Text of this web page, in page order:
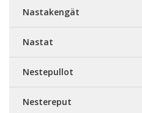
Nastakengät
Nastat
Nestepullot
Nestereput